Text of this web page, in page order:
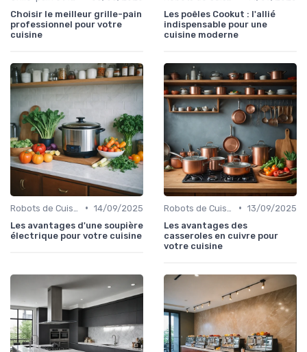
Choisir le meilleur grille-pain
professionnel pour votre
cuisine
Les poêles Cookut : l'allié
indispensable pour une
cuisine moderne
• 14/09/2025
Les avantages d'une soupière
électrique pour votre cuisine
• 13/09/2025
Les avantages des
casseroles en cuivre pour
votre cuisine